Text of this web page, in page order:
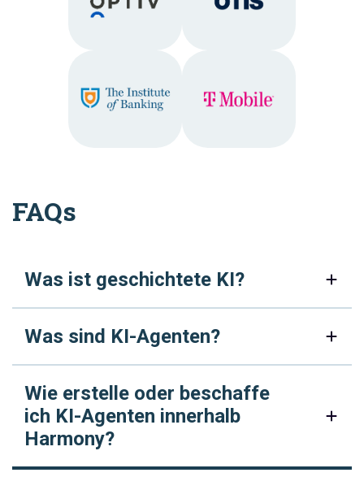
FAQs
Was ist geschichtete KI?
Was sind KI-Agenten?
Wie erstelle oder beschaffe
ich KI-Agenten innerhalb
Harmony?